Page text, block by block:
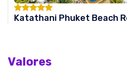
Katathani Phuket Beach
Valores